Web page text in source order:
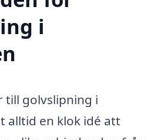
i
till golvslipning i
alltid en klok idé att